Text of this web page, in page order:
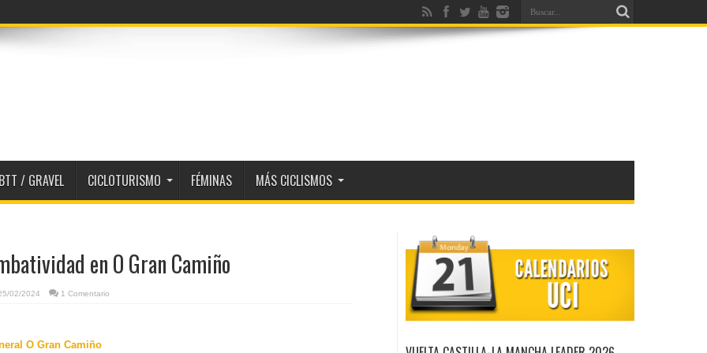
BTT / GRAVEL CICLOTURISMO FÉMINAS MÁS CICLISMOS
en O Gran Camiño
02/2024 1 Comentario
O Gran Camiño